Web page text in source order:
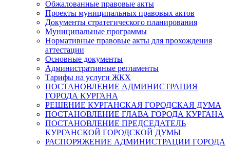
Обжалованные правовые акты
Проекты муниципальных правовых актов
Документы стратегического планирования
Муниципальные программы
Нормативные правовые акты для прохождения
аттестации
Основные документы
Административные регламенты
Тарифы на услуги ЖКХ
ПОСТАНОВЛЕНИЕ АДМИНИСТРАЦИЯ
ГОРОДА КУРГАНА
РЕШЕНИЕ КУРГАНСКАЯ ГОРОДСКАЯ ДУМА
ПОСТАНОВЛЕНИЕ ГЛАВА ГОРОДА КУРГАНА
ПОСТАНОВЛЕНИЕ ПРЕДСЕДАТЕЛЬ
КУРГАНСКОЙ ГОРОДСКОЙ ДУМЫ
РАСПОРЯЖЕНИЕ АДМИНИСТРАЦИИ ГОРОДА